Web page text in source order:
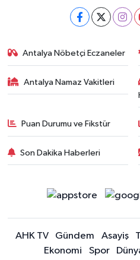
Antalya Nöbetçi Eczaneler
Antalya Namaz Vakitleri
Puan Durumu ve Fikstür
Son Dakika Haberleri
AHK TV Gündem Asayiş
Ekonomi
Spor